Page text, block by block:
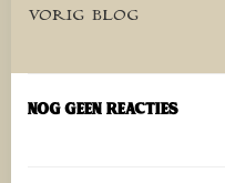
Bericht
navigatie
VORIG BLOG
Nog geen reacties